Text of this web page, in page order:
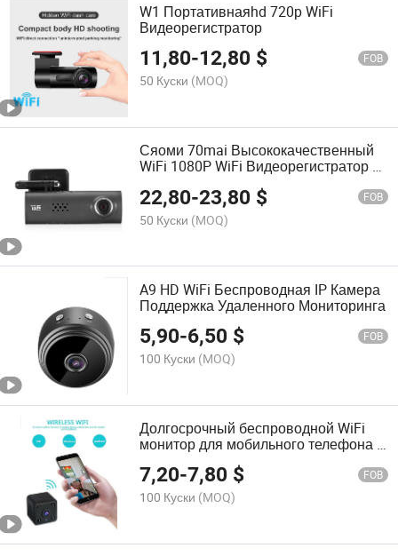
W1 Портативнаяhd 720p WiFi
Видеорегистратор
11,80-12,80 $ FOB
50 Куски (MOQ)
Сяоми 70mai Высококачественный
WiFi 1080P WiFi Видеорегистратор с
22,80-23,80 $ FOB
50 Куски (MOQ)
A9 HD WiFi Беспроводная IP Камера
Поддержка Удаленного Мониторинга
5,90-6,50 $ FOB
100 Куски (MOQ)
Долгосрочный беспроводной WiFi
монитор для мобильного телефона с
HD камерой и длительным временем
работы от батареи
7,20-7,80 $ FOB
100 Куски (MOQ)